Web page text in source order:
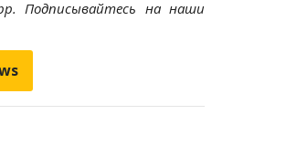
Подписывайтесь на наши